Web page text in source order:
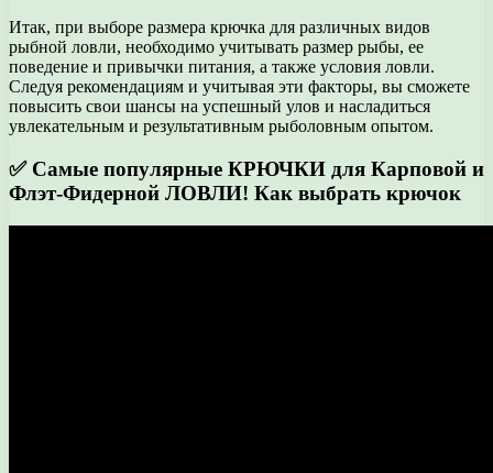
Итак, при выборе размера крючка для различных видов
рыбной ловли, необходимо учитывать размер рыбы, ее
поведение и привычки питания, а также условия ловли.
Следуя рекомендациям и учитывая эти факторы, вы сможете
повысить свои шансы на успешный улов и насладиться
увлекательным и результативным рыболовным опытом.
✅ Самые популярные КРЮЧКИ для Карповой и
Флэт-Фидерной ЛОВЛИ! Как выбрать крючок